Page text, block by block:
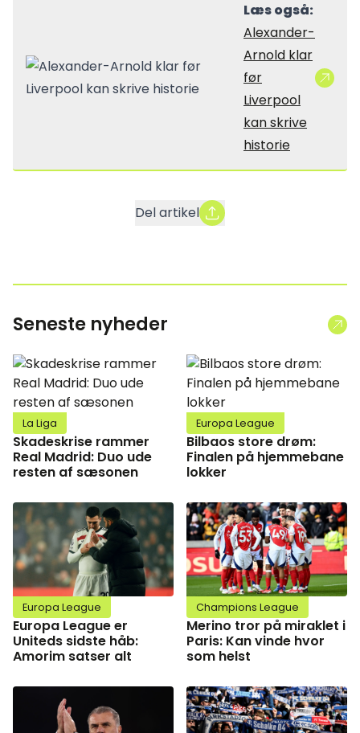
Læs også:
Alexander-
Arnold klar
før
Liverpool
kan skrive
historie
Del artikel
Seneste nyheder
La Liga
Skadeskrise rammer
Real Madrid: Duo ude
resten af sæsonen
Europa League
Bilbaos store drøm:
Finalen på hjemmebane
lokker
Europa League
Europa League er
Uniteds sidste håb:
Amorim satser alt
Champions League
Merino tror på miraklet i
Paris: Kan vinde hvor
som helst